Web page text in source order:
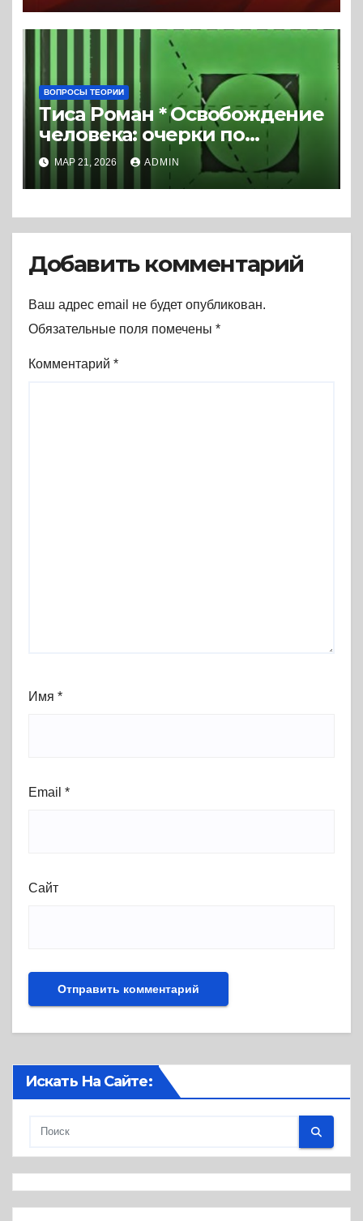
ВОПРОСЫ ТЕОРИИ
Тиса Роман * Освобождение
человека: очерки по
истории общественной
мысли XX века (2024) *
Книга
МАР 21, 2026 ADMIN
Добавить комментарий
Ваш адрес email не будет опубликован.
Обязательные поля помечены *
Комментарий *
Имя *
Email *
Сайт
Искать На Сайте: